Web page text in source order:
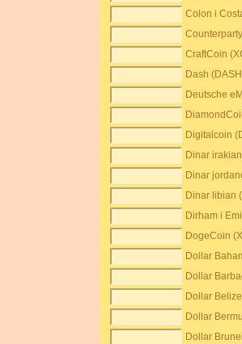
Colon i
CraftCoin
Dash
Deutsche
Digitalcoin
Dinar
Dinar
Dinar libian
Dirham i
DogeCoin
Dollar
Dollar
Dollar
Dollar
Dollar